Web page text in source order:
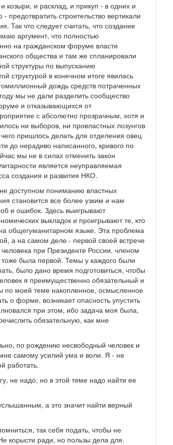
козыри, и расклад, и прикуп - в одних и
строительство вертикали
Так что следует считать, что создание
аргумент, что полностью
на гражданском форуме власти
общества и там же спланировали
структуры по выпусканию
структурой в конечном итоге явилась
дождь средств потраченных
мы не дали разделить сообщество
и отказывающихся от
с абсолютно прозрачным, хотя и
ни выборов, ни провластных лозунгов
пришлось делать для отделения овец
до нерадиво написанного, кривого по
мы не в силах отменить закон
является неуправляемая
создания и развития НКО.
доступном пониманию властных
становится все более узким и нам
и ошибок. Здесь выигрывают
выкладок и проигрывают те, кто
общегуманитарном языке. Эта проблема
а на самом деле - первой своей встрече
при Президенте России, членом
тоже была первой. Темы у каждого были
было дано время подготовиться, чтобы
я преимущественно обязательный и
по моей теме накопленное, осмысленное
о форме, возникает опасность упустить
при этом, ибо задача моя была,
обязательную, как мне
по рождению несвободный человек и
самому усилий ума и воли. Я - не
работать.
не надо, но в этой теме надо найти ее
а это значит найти верный
так себя подать, чтобы не
корысти ради, но пользы дела для.